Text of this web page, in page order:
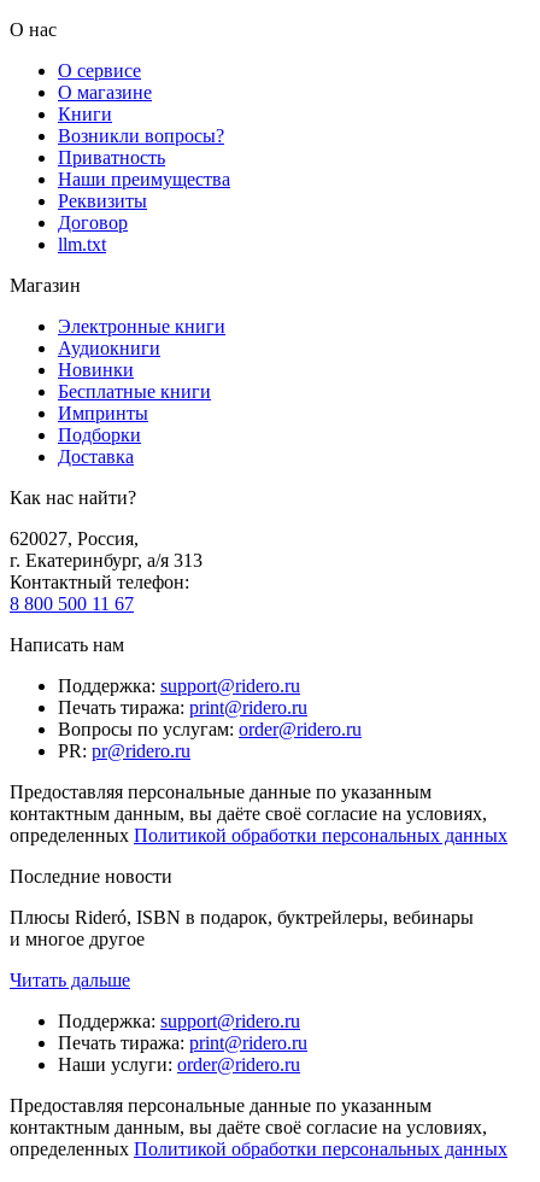
О нас
О сервисе
О магазине
Книги
Возникли вопросы?
Приватность
Наши преимущества
Реквизиты
Договор
llm.txt
Магазин
Электронные книги
Аудиокниги
Новинки
Бесплатные книги
Импринты
Подборки
Доставка
Как нас найти?
620027, Россия,
г. Екатеринбург, а/я 313
Контактный телефон:
8 800 500 11 67
Написать нам
Поддержка: support@ridero.ru
Печать тиража: print@ridero.ru
Вопросы по услугам: order@ridero.ru
PR: pr@ridero.ru
Предоставляя персональные данные по указанным
контактным данным, вы даёте своё согласие на условиях,
определенных Политикой обработки персональных данных
Последние новости
Плюсы Rideró, ISBN в подарок, буктрейлеры, вебинары
и многое другое
Читать дальше
Поддержка: support@ridero.ru
Печать тиража: print@ridero.ru
Наши услуги: order@ridero.ru
Предоставляя персональные данные по указанным
контактным данным, вы даёте своё согласие на условиях,
определенных Политикой обработки персональных данных